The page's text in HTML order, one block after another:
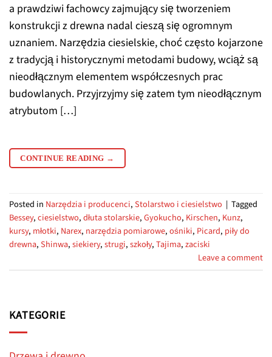
a prawdziwi fachowcy zajmujący się tworzeniem
konstrukcji z drewna nadal cieszą się ogromnym
uznaniem. Narzędzia ciesielskie, choć często kojarzone
z tradycją i historycznymi metodami budowy, wciąż są
nieodłącznym elementem współczesnych prac
budowlanych. Przyjrzyjmy się zatem tym nieodłącznym
atrybutom […]
CONTINUE READING →
Posted in Narzędzia i producenci,Stolarstwo i ciesielstwo | Tagged
Bessey,ciesielstwo,dłuta stolarskie,Gyokucho, Kirschen, Kunz,
kursy, młotki, Narex, narzędzia pomiarowe,ośniki, Picard, piły do
drewna,Shinwa,siekiery,strugi,szkoły,Tajima,zaciski
Leave a comment
KATEGORIE